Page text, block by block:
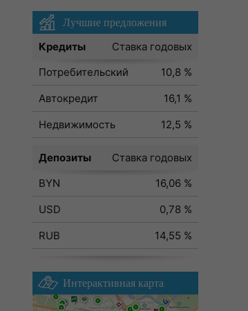
Лучшие предложения
Кредиты
Ставка годовых
Потребительский
10,8 %
Автокредит
16,1 %
Недвижимость
12,5 %
Депозиты
Ставка годовых
BYN
16,06 %
USD
0,78 %
RUB
14,55 %
Интерактивная карта